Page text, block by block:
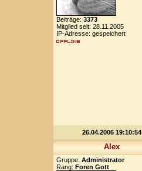
Beiträge: 3373
Mitglied seit: 28.11.2005
IP-Adresse: gespeichert
26.04.2006 19:10:54
Alex
Gruppe: Administrator
Rang: Foren Gott